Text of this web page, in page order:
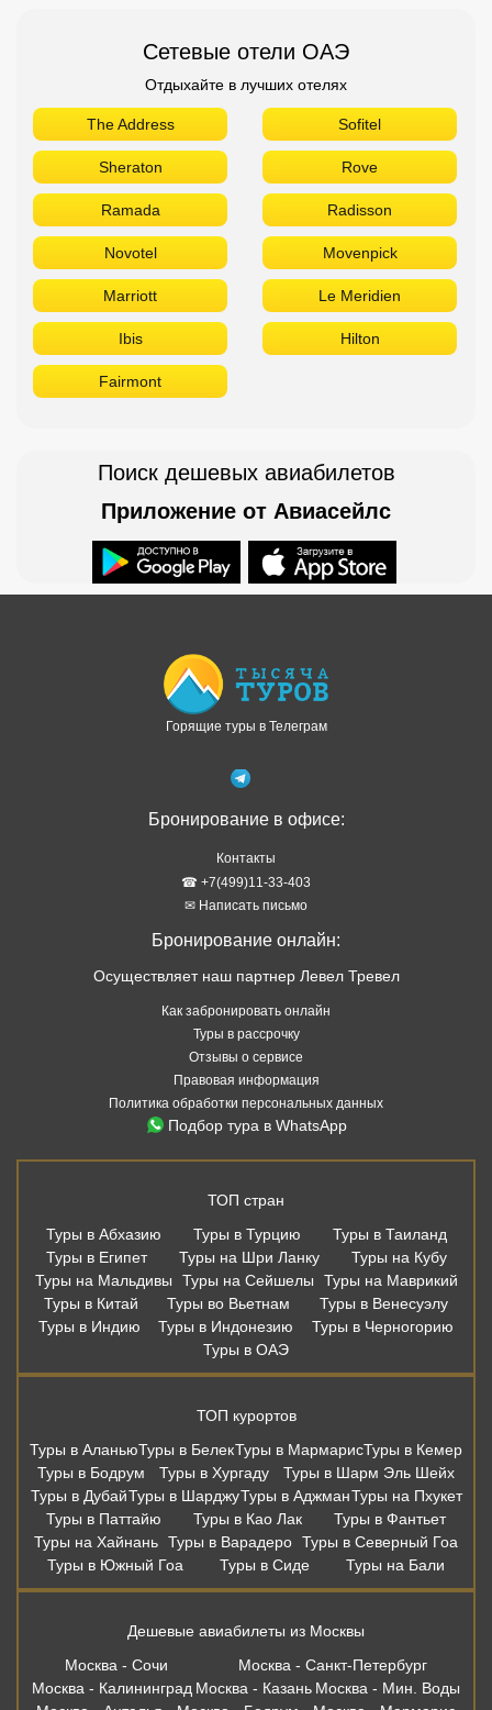
Сетевые отели ОАЭ
Отдыхайте в лучших отелях
The Address Sofitel
Sheraton Rove
Ramada Radisson
Novotel Movenpick
Marriott Le Meridien
Ibis Hilton
Fairmont
Поиск дешевых авиабилетов
Приложение от Авиасейлс
Горящие туры в Телеграм
Бронирование в офисе:
Контакты
☎ +7(499)11-33-403
✉ Написать письмо
Бронирование онлайн:
Осуществляет наш партнер Левел Тревел
Как забронировать онлайн
Туры в рассрочку
Отзывы о сервисе
Правовая информация
Политика обработки персональных данных
Подбор тура в WhatsApp
ТОП стран
Туры в Абхазию
Туры в Турцию
Туры в Таиланд
Туры в Египет
Туры на Шри Ланку
Туры на Кубу
Туры на Мальдивы
Туры на Сейшелы
Туры на Маврикий
Туры в Китай
Туры во Вьетнам
Туры в Венесуэлу
Туры в Индию
Туры в Индонезию
Туры в Черногорию
Туры в ОАЭ
ТОП курортов
Туры в АланьюТуры в БелекТуры в МармарисТуры в Кемер
Туры в Бодрум
Туры в Хургаду
Туры в Шарм Эль Шейх
Туры в ДубайТуры в ШарджуТуры в АджманТуры на Пхукет
Туры в Паттайю
Туры в Као Лак
Туры в Фантьет
Туры на Хайнань Туры в Варадеро Туры в Северный Гоа
Туры в Южный Гоа
Туры в Сиде Туры на Бали
Дешевые авиабилеты из Москвы
Москва - Сочи
Москва - Санкт-Петербург
Москва - Калининград Москва - Казань Москва - Мин. Воды